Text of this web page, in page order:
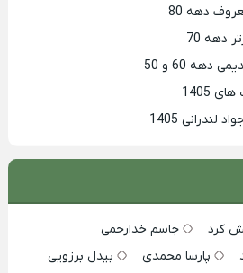
1405
1405
کرد
جاسم خدارحمی
پارسا محمدی
بیدل برزویی